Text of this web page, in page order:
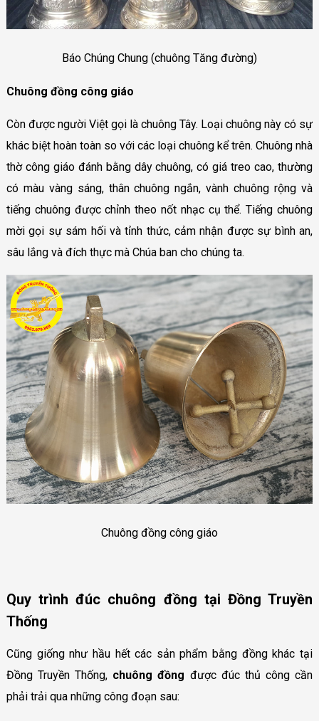
Báo Chúng Chung (chuông Tăng đường)
Chuông đồng công giáo
Còn được người Việt gọi là chuông Tây. Loại chuông này có sự
khác biệt hoàn toàn so với các loại chuông kể trên. Chuông nhà
thờ công giáo đánh bằng dây chuông, có giá treo cao, thường
có màu vàng sáng, thân chuông ngắn, vành chuông rộng và
tiếng chuông được chỉnh theo nốt nhạc cụ thể. Tiếng chuông
mời gọi sự sám hối và tỉnh thức, cảm nhận được sự bình an,
sâu lắng và đích thực mà Chúa ban cho chúng ta.
Chuông đồng công giáo
Quy trình đúc chuông đồng tại Đồng Truyền
Thống
Cũng giống như hầu hết các sản phẩm bằng đồng khác tại
Đồng Truyền Thống, chuông đồng được đúc thủ công cần
phải trải qua những công đoạn sau: